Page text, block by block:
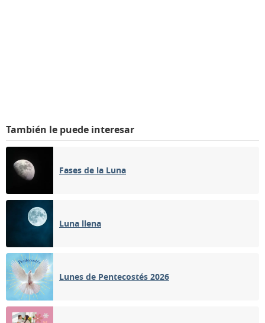
También le puede interesar
Fases de la Luna
Luna llena
Lunes de Pentecostés 2026